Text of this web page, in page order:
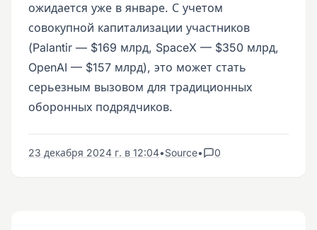
ожидается уже в январе. С учетом
совокупной капитализации участников
(Palantir — $169 млрд, SpaceX — $350 млрд,
OpenAI — $157 млрд), это может стать
серьезным вызовом для традиционных
оборонных подрядчиков.
23 декабря 2024 г. в 12:04•Source• 0